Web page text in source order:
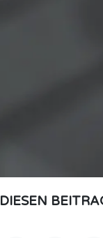
DIESEN